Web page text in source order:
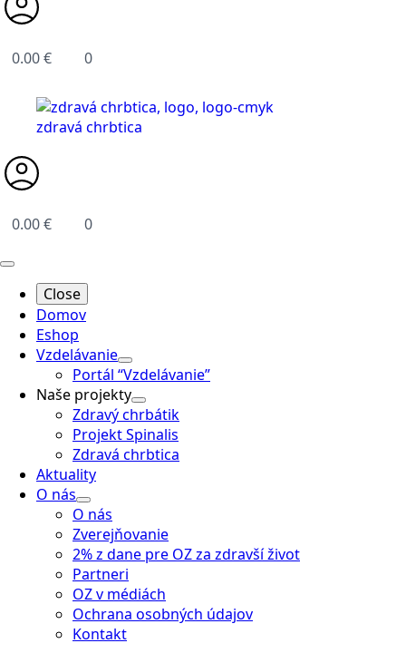
0.00€ 0
0.00€ 0
Close
Domov
Eshop
Vzdelávanie
Portál “Vzdelávanie”
Naše projekty
Zdravý chrbátik
Projekt Spinalis
Zdravá chrbtica
Aktuality
O nás
O nás
Zverejňovanie
2% z dane pre OZ za zdravší život
Partneri
OZ v médiách
Ochrana osobných údajov
Kontakt